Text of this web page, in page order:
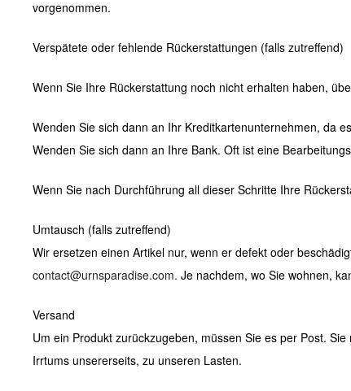
vorgenommen.
Verspätete oder fehlende Rückerstattungen (falls zutreffend)
Wenn Sie Ihre Rückerstattung noch nicht erhalten haben,
Wenden Sie sich dann an Ihr Kreditkartenunternehmen, da
Wenden Sie sich dann an Ihre Bank. Oft ist eine
Wenn Sie nach Durchführung all dieser Schritte Ihre
Umtausch (falls zutreffend)
Wir ersetzen einen Artikel nur, wenn er defekt oder
contact@urnsparadise.com. Je nachdem, wo Sie wohnen,
Versand
Um ein Produkt zurückzugeben, müssen Sie es per Post.
Irrtums unsererseits, zu unseren Lasten.